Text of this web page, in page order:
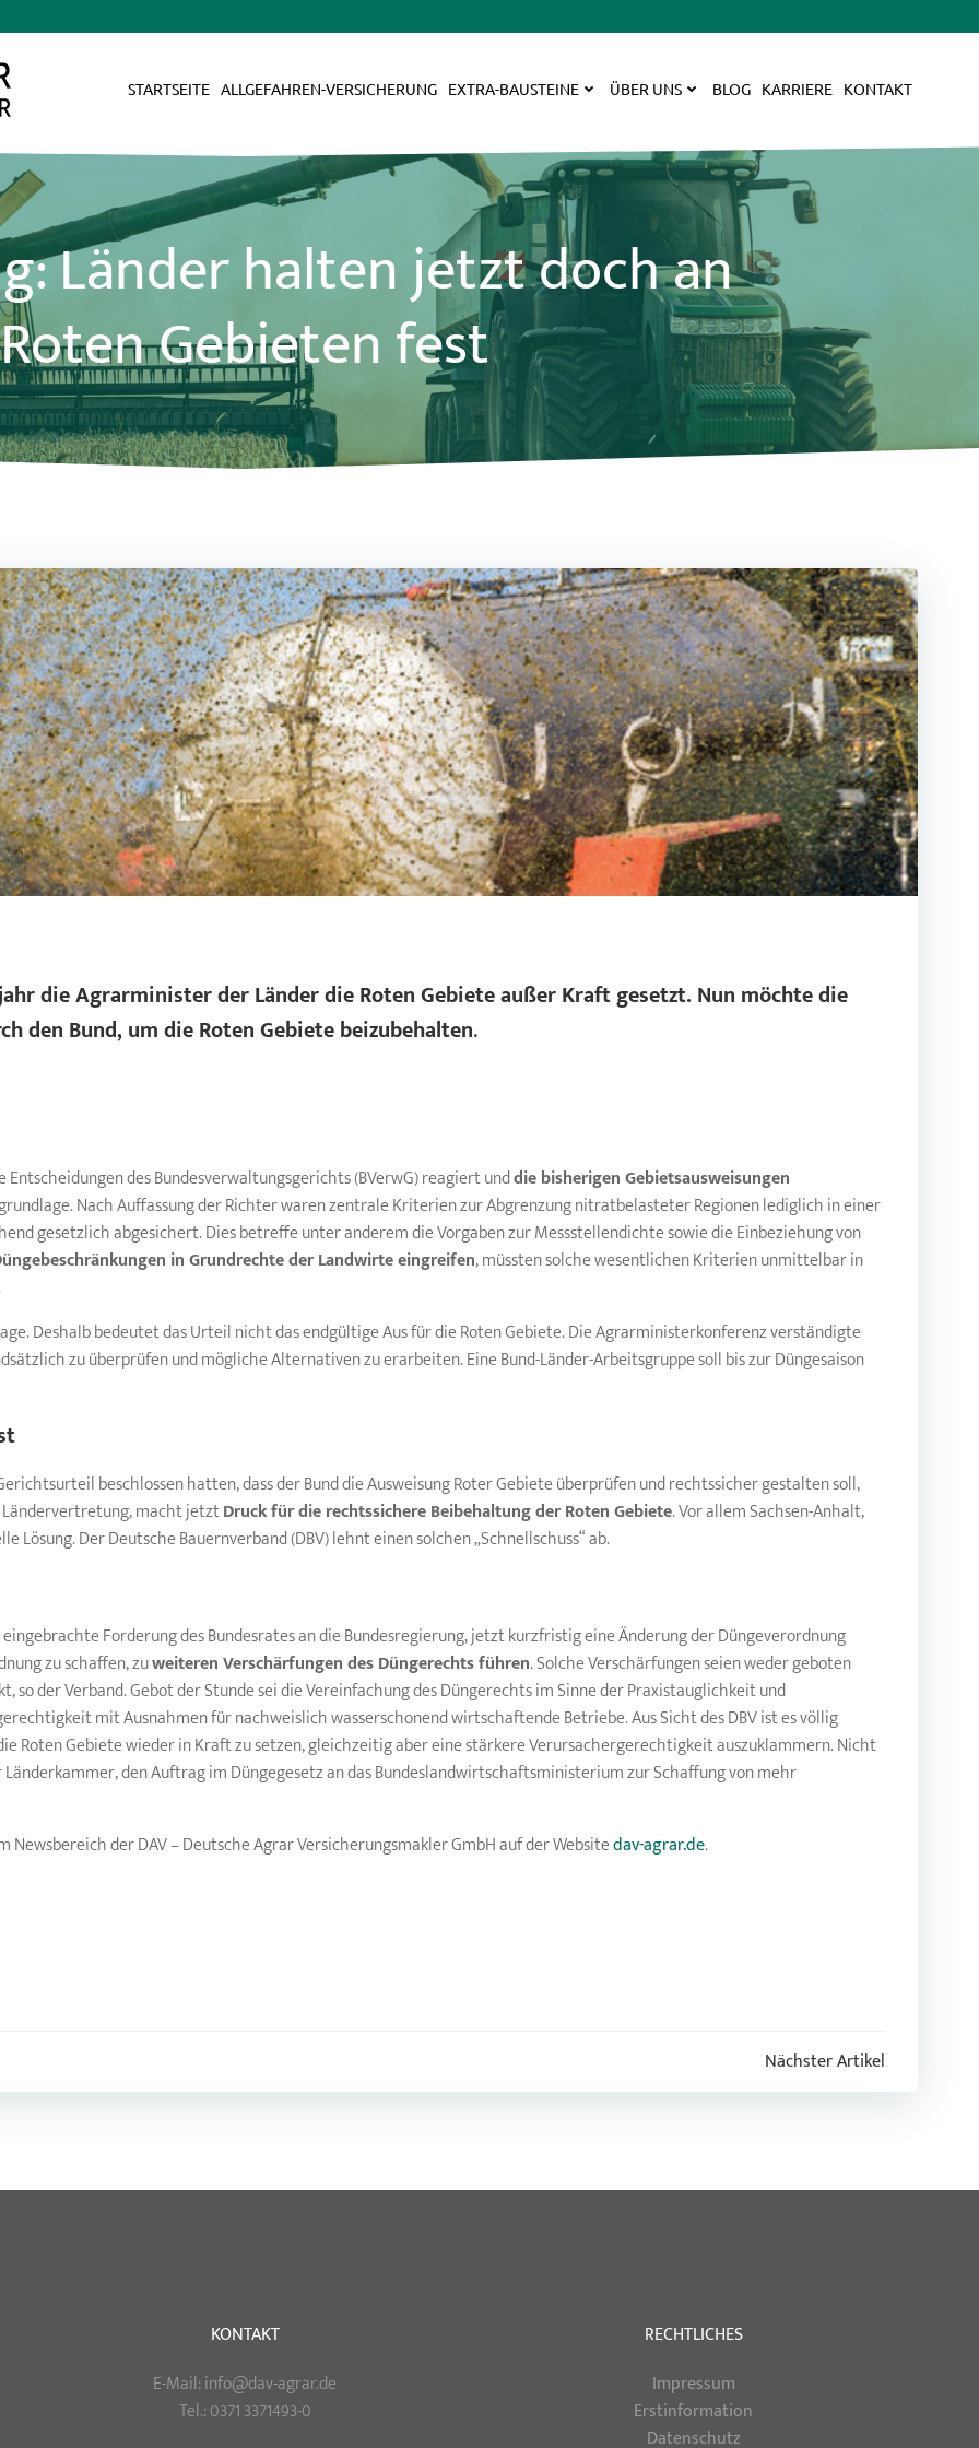
STARTSEITE ALLGEFAHREN-VERSICHERUNG EXTRA-BAUSTEINE ÜBER UNS BLOG KARRIERE KONTAKT
Länder halten jetzt doch an
Roten Gebieten fest
die Agrarminister der Länder die Roten Gebiete außer Kraft gesetzt. Nun möchte die
den Bund, um die Roten Gebiete beizubehalten.
des Bundesverwaltungsgerichts (BVerwG) reagiert unddie bisherigen Gebietsausweisungen
Nach Auffassung der Richter waren zentrale Kriterien zur Abgrenzung nitratbelasteter Regionen lediglich in einer
gesetzlich abgesichert. Dies betreffe unter anderem die Vorgaben zur Messstellendichte sowie die Einbeziehung von
in Grundrechte der Landwirte eingreifen, müssten solche wesentlichen Kriterien unmittelbar in
Deshalb bedeutet das Urteil nicht das endgültige Aus für die Roten Gebiete. Die Agrarministerkonferenz verständigte
zu überprüfen und mögliche Alternativen zu erarbeiten. Eine Bund-Länder-Arbeitsgruppe soll bis zur Düngesaison
beschlossen hatten, dass der Bund die Ausweisung Roter Gebiete überprüfen und rechtssicher gestalten soll,
Ländervertretung, macht jetztDruck für die rechtssichere Beibehaltung der Roten Gebiete. Vor allem Sachsen-Anhalt,
Lösung. Der Deutsche Bauernverband (DBV) lehnt einen solchen „Schnellschuss“ ab.
Forderung des Bundesrates an die Bundesregierung, jetzt kurzfristig eine Änderung der Düngeverordnung
zu schaffen, zuweiteren Verschärfungen desDüngerechtsführen. Solche Verschärfungen seien weder geboten
so der Verband. Gebot der Stunde sei die Vereinfachung des Düngerechts im Sinne der Praxistauglichkeit und
mit Ausnahmen für nachweislich wasserschonend wirtschaftende Betriebe. Aus Sicht des DBV ist es völlig
Roten Gebiete wieder in Kraft zu setzen, gleichzeitig aber eine stärkere Verursachergerechtigkeit auszuklammern. Nicht
den Auftrag im Düngegesetz an das Bundeslandwirtschaftsministerium zur Schaffung von mehr
der DAV – Deutsche Agrar Versicherungsmakler GmbH auf der Websitedav-agrar.de.
Post Nächster Artikel
KONTAKT
E-Mail: info@dav-agrar.de
Tel.: 0371 3371493-0
RECHTLICHES
Impressum
Erstinformation
Datenschutz